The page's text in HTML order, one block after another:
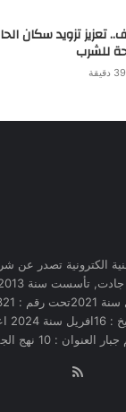
تعزيز تزويد سكان
للشرب
الكترونية تصدر عن